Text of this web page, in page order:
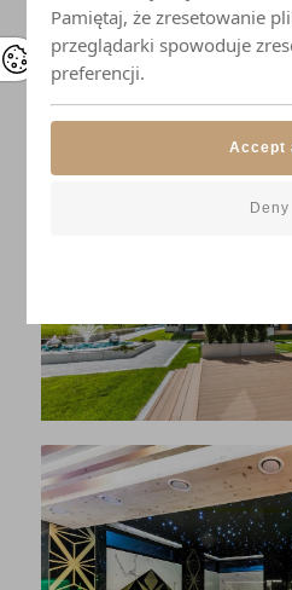
Pamiętaj, że zresetowanie
przeglądarki spowoduje
preferencji.
Deny
Accept